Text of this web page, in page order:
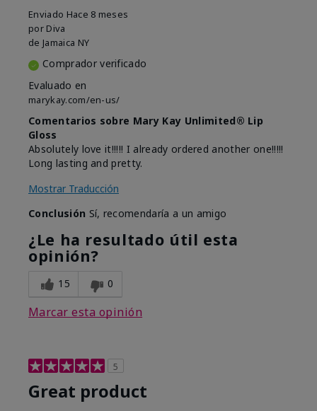
Enviado Hace 8 meses
por Diva
de Jamaica NY
Comprador verificado
Evaluado en
marykay.com/en-us/
Comentarios sobre Mary Kay Unlimited® Lip
Gloss
Absolutely love it!!!!! I already ordered another one!!!!!
Long lasting and pretty.
Mostrar Traducción
Conclusión Sí, recomendaría a un amigo
¿Le ha resultado útil esta
opinión?
15 0
Marcar esta opinión
5
Great product